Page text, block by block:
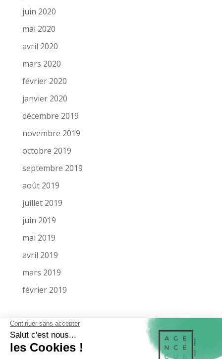
juin 2020
mai 2020
avril 2020
mars 2020
février 2020
janvier 2020
décembre 2019
novembre 2019
octobre 2019
septembre 2019
août 2019
juillet 2019
juin 2019
mai 2019
avril 2019
mars 2019
février 2019
LA SOCIÉTÉ
MENTIONS LÉGALES
MIEUX NOUS CONNAÎTRE